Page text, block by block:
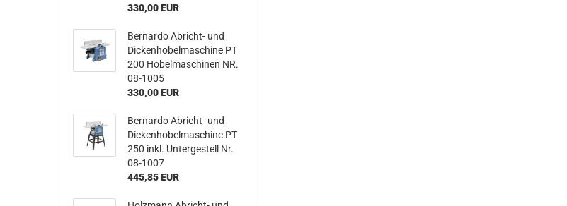
330,00 EUR
Bernardo Abricht- und
Dickenhobelmaschine PT
200 Hobelmaschinen NR.
08-1005
330,00 EUR
Bernardo Abricht- und
Dickenhobelmaschine PT
250 inkl. Untergestell Nr.
08-1007
445,85 EUR